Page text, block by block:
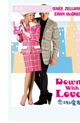
映画ファッション